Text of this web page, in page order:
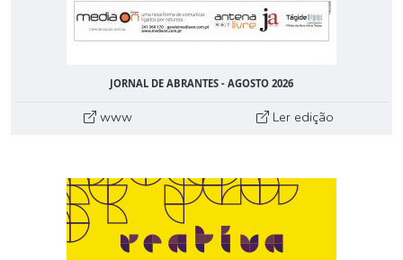
JORNAL DE ABRANTES - AGOSTO 2026
www Ler edição